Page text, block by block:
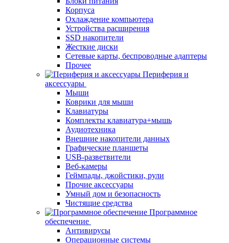
Корпуса
Охлаждение компьютера
Устройства расширения
SSD накопители
Жесткие диски
Сетевые карты, беспроводные адаптеры
Прочее
Периферия и
аксессуары
Мыши
Коврики для мыши
Клавиатуры
Комплекты клавиатура+мышь
Аудиотехника
Внешние накопители данных
Графические планшеты
USB-разветвители
Веб-камеры
Геймпады, джойстики, рули
Прочие аксессуары
Умный дом и безопасность
Чистящие средства
Программное
обеспечение
Антивирусы
Операционные системы